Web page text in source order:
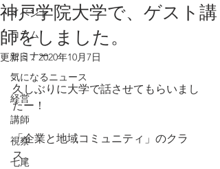
イベント
コラム
セミナー
気になるニュース
経営
講師
視察
七尾
神戸学院大学で、ゲスト講
師をしました。
更新日：2020年10月7日
久しぶりに大学で話させてもらいまし
たー！
「企業と地域コミュニティ」のクラ
ス。